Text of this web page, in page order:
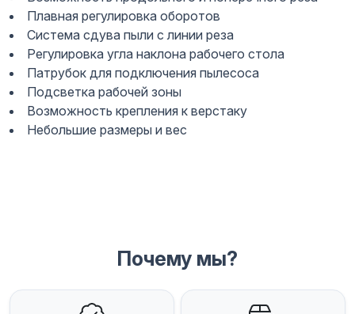
Плавная регулировка оборотов
Система сдува пыли с линии реза
Регулировка угла наклона рабочего стола
Патрубок для подключения пылесоса
Подсветка рабочей зоны
Возможность крепления к верстаку
Небольшие размеры и вес
Почему мы?